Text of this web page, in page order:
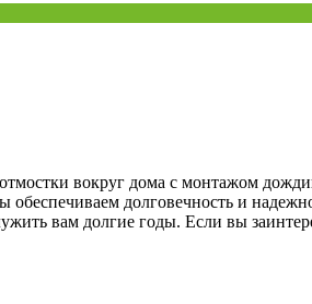
вокруг дома с монтажом
долговечность и
вам долгие годы. Если вы